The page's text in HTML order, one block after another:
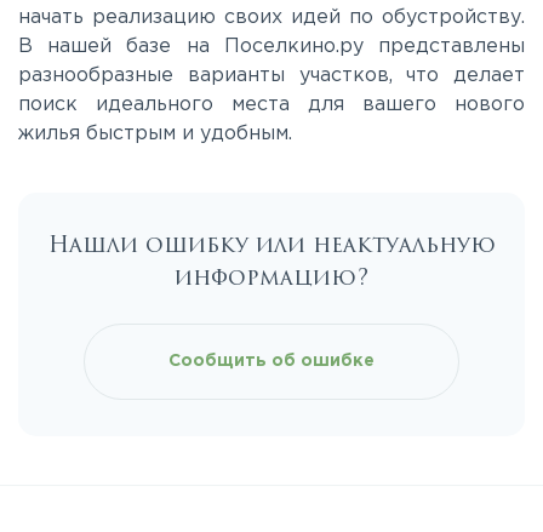
Приозерское
Пулковское
Рябовское
начать реализацию своих идей по обустройству.
В нашей базе на Поселкино.ру представлены
разнообразные варианты участков, что делает
поиск идеального места для вашего нового
жилья быстрым и удобным.
Нашли ошибку или неактуальную
информацию?
Сообщить об ошибке